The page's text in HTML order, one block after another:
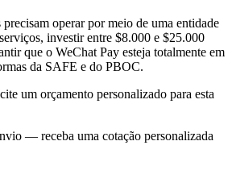
precisam operar por meio de uma entidade
investir entre $8.000 e $25.000
que o WeChat Pay esteja totalmente em
da SAFE e do PBOC.
um orçamento personalizado para esta
— receba uma cotação personalizada